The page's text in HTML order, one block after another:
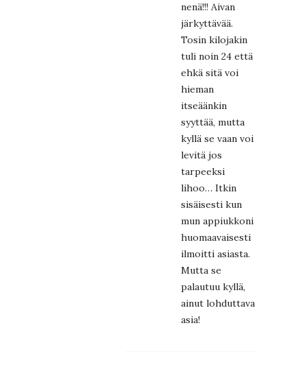
nenä!!! Aivan
järkyttävää.
Tosin kilojakin
tuli noin 24 että
ehkä sitä voi
hieman
itseäänkin
syyttää, mutta
kyllä se vaan voi
levitä jos
tarpeeksi
lihoo… Itkin
sisäisesti kun
mun appiukkoni
huomaavaisesti
ilmoitti asiasta.
Mutta se
palautuu kyllä,
ainut lohduttava
asia!